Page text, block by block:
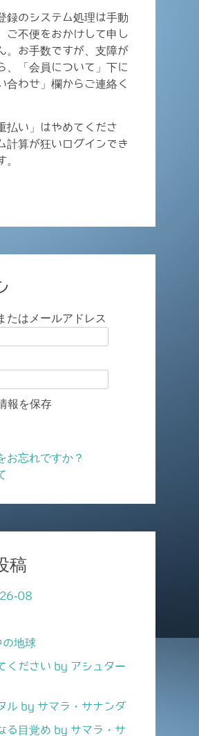
録のシステム処理は手動
ご不便をおかけして申し
。お手数ですが、支障が
、「会員について」下に
合わせ」欄からご連絡く
払い」はやめてくださ
計算が狂いログインでき
。
たはメールアドレス
報を保存
お忘れですか？
稿
08
の地球
ください by アシュター
ル by サマラ・サナンダ
る目覚め by サマラ・サ